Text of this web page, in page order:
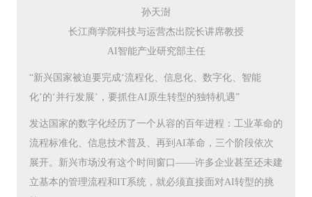
孙天澍
长江商学院科技与运营杰出院长讲席教授
AI智能产业研究部主任
“新兴国家被迫要完成‘流程化、信息化、数字化、智能
化’的‘并行发展’，要抓住AI原生转型的独特机遇”
发达国家的数字化经历了一个从容的百年进程：工业革命的
流程标准化、信息技术普及、再到AI革命，三个阶段依次
展开。新兴市场没有这个时间窗口——许多企业甚至还未建
立基本的管理流程和IT系统，就必须直接面对AI转型的挑